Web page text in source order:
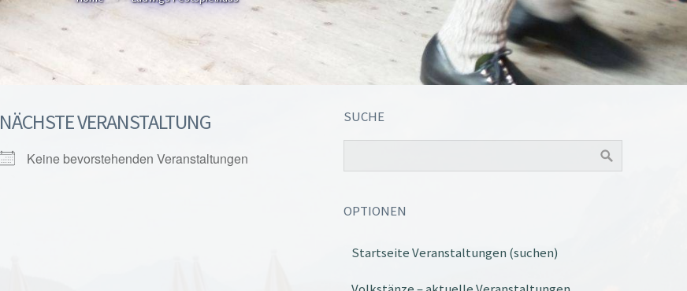
NÄCHSTE VERANSTALTUNG
Keine bevorstehenden Veranstaltungen
SUCHE
OPTIONEN
Startseite Veranstaltungen (suchen)